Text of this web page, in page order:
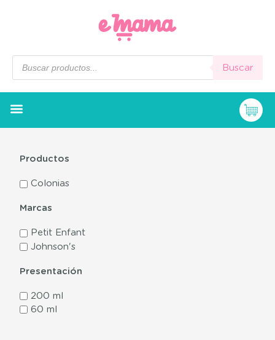
Buscar
Productos
Colonias
Marcas
Petit Enfant
Johnson's
Presentación
200 ml
60 ml